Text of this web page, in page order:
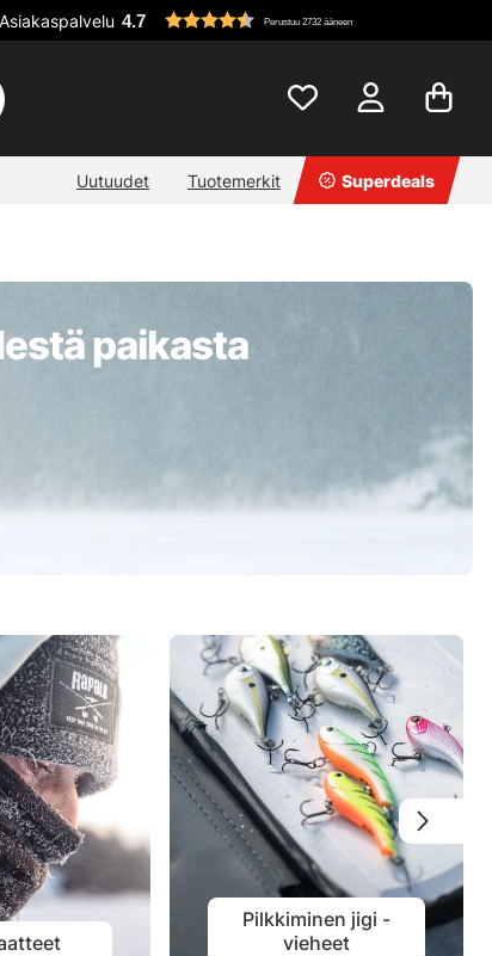
Asiakaspalvelu 4.7 Perustuu 2732 ääneen
Uutuudet Tuotemerkit Superdeals
paikasta
Pilkkiminen jigi -
vieheet